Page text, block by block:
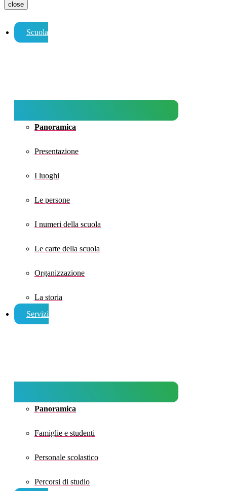
close
Scuola
Panoramica
Presentazione
I luoghi
Le persone
I numeri della scuola
Le carte della scuola
Organizzazione
La storia
Servizi
Panoramica
Famiglie e studenti
Personale scolastico
Percorsi di studio